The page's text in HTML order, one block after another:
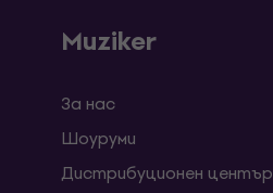
Muziker
За нас
Шоуруми
Дистрибуционен център